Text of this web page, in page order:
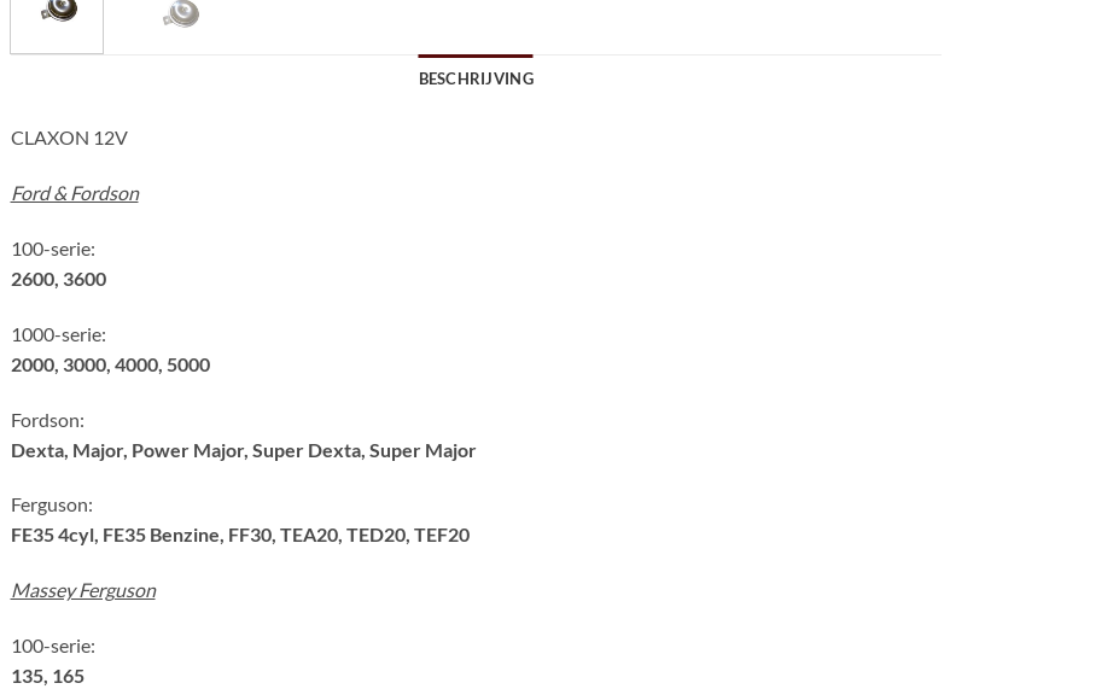
BESCHRIJVING
CLAXON 12V
Ford & Fordson
100-serie:
2600, 3600
1000-serie:
2000, 3000, 4000, 5000
Fordson:
Dexta, Major, Power Major, Super Dexta, Super Major
Ferguson:
FE35 4cyl, FE35 Benzine, FF30, TEA20, TED20, TEF20
Massey Ferguson
100-serie:
135, 165